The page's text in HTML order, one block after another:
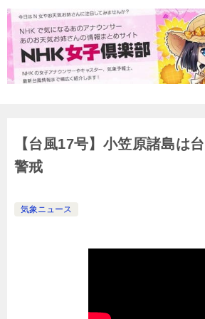
【台風17号】小笠原諸島は
警戒
気象ニュース